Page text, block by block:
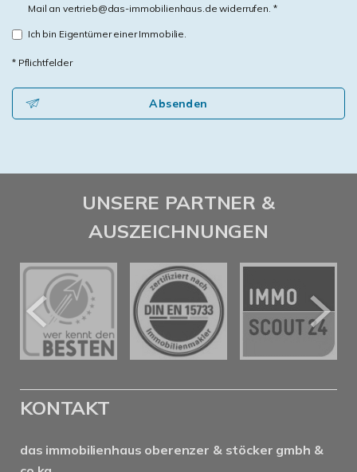
Mail an vertrieb@das-immobilienhaus.de widerrufen. *
Ich bin Eigentümer einer Immobilie.
* Pflichtfelder
Absenden
UNSERE PARTNER &
AUSZEICHNUNGEN
KONTAKT
das immobilienhaus oberenzer & stöcker gmbh &